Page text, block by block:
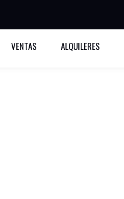
VENTAS ALQUILERES